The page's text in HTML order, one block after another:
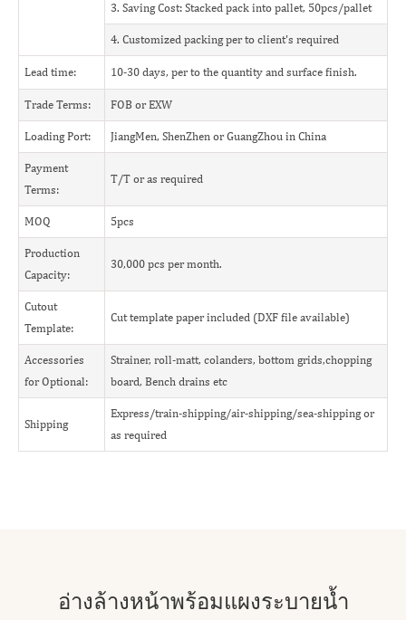
3. Saving Cost: Stacked pack into pallet, 50pcs/pallet
4. Customized packing per to client's required
Lead time: 10-30 days, per to the quantity and surface finish.
Trade Terms: FOB or EXW
Loading Port: JiangMen, ShenZhen or GuangZhou in China
Payment
Terms:
T/T or as required
MOQ 5pcs
Production
Capacity:
30,000 pcs per month.
Cutout
Template:
Cut template paper included (DXF file available)
Accessories
for Optional:
Strainer, roll-matt, colanders, bottom grids,chopping
board, Bench drains etc
Shipping
Express/train-shipping/air-shipping/sea-shipping or
as required
อ่างล้างหน้าพร้อมแผงระบายน้ำ